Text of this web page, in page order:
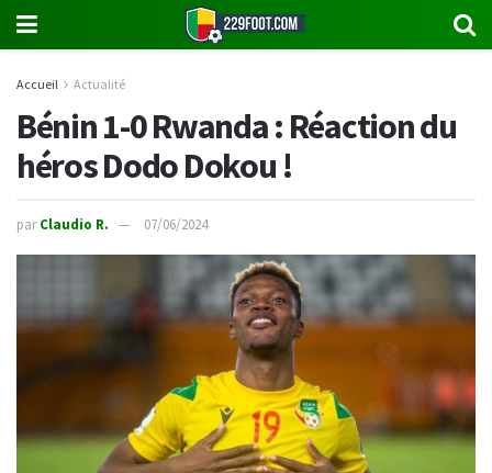
Accueil Actualité
Bénin 1-0 Rwanda : Réaction du
héros Dodo Dokou !
par Claudio R. 07/06/2024